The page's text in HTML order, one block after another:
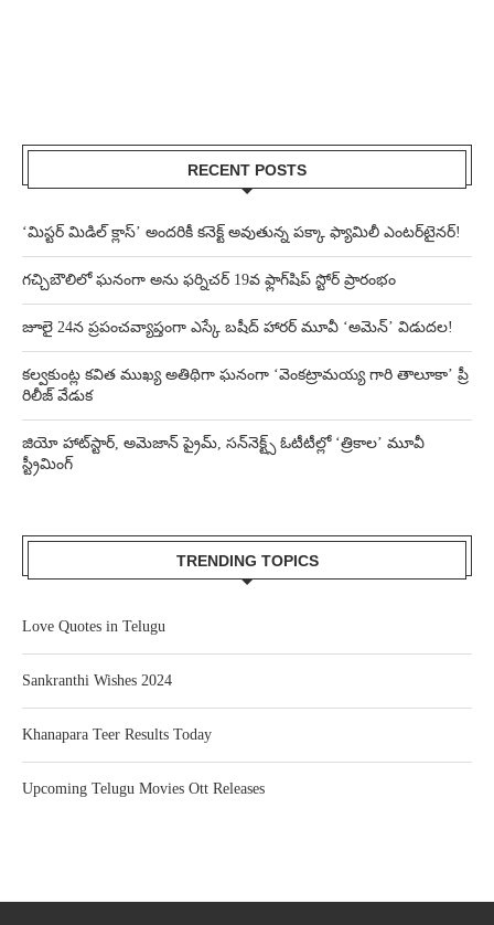
RECENT POSTS
‘మిస్టర్ మిడిల్ క్లాస్’ అందరికీ కనెక్ట్ అవుతున్న పక్కా ఫ్యామిలీ ఎంటర్‌టైనర్!
గచ్చిబౌలిలో ఘనంగా అను ఫర్నిచర్ 19వ ఫ్లాగ్‌షిప్ స్టోర్ ప్రారంభం
జూలై 24న ప్రపంచవ్యాప్తంగా ఎస్కే బషీద్‌ హారర్ మూవీ ‘అమెన్’ విడుదల!
కల్వకుంట్ల కవిత ముఖ్య అతిథిగా ఘనంగా ‘వెంకట్రామయ్య గారి తాలూకా’ ప్రీ
రిలీజ్ వేడుక
జియో హాట్‌స్టార్, అమెజాన్ ప్రైమ్, సన్‌నెక్ట్స్ ఓటీటీల్లో ‘త్రికాల’ మూవీ
స్ట్రీమింగ్
TRENDING TOPICS
Love Quotes in Telugu
Sankranthi Wishes 2024
Khanapara Teer Results Today
Upcoming Telugu Movies Ott Releases